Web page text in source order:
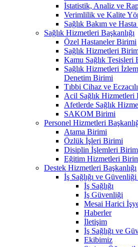
İstatistik, Analiz ve
Verimlilik ve Kalite
Sağlık Bakım ve
Sağlık Hizmetleri Başkanlığı
Özel Hastaneler Birimi
Sağlık Hizmetleri
Kamu Sağlık Tesisleri
Sağlık Hizmetleri
Denetim Birimi
Tıbbi Cihaz ve
Acil Sağlık Hizmetleri
Afetlerde Sağlık
SAKOM Birimi
Personel Hizmetleri
Atama Birimi
Özlük İşleri Birimi
Disiplin İşlemleri
Eğitim Hizmetleri
Destek Hizmetleri Başkanlığı
İş Sağlığı ve
İş Sağlığı
İş Güvenliği
Mesai Harici
Haberler
İletişim
İş Sağlığı ve
Ekibimiz